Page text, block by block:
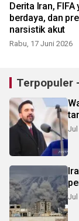
Derita Iran, FIFA
berdaya, dan
narsistik akut
Rabu, 17 Juni 2026
Terpopuler
Jul
Jul